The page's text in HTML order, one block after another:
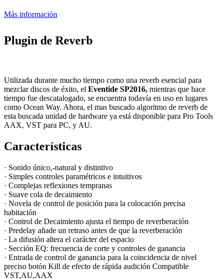
Más información
Plugin de Reverb
Utilizada durante mucho tiempo como una reverb esencial para
mezclar discos de éxito, el Eventide SP2016, mientras que hace
tiempo fue descatalogado, se encuentra todavía en uso en lugares
como Ocean Way. Ahora, el mas buscado algoritmo de reverb de
esta buscada unidad de hardware ya está disponible para Pro Tools
AAX, VST para PC, y AU.
Características
· Sonido único,-natural y distintivo
· Simples controles paramétricos e intuitivos
· Complejas reflexiones tempranas
· Suave cola de decaimiento
· Novela de control de posición para la colocación precisa
habitación
· Control de Decaimiento ajusta el tiempo de reverberación
· Predelay añade un retraso antes de que la reverberación
· La difusión altera el carácter del espacio
· Sección EQ: frecuencia de corte y controles de ganancia
· Entrada de control de ganancia para la coincidencia de nivel
preciso botón Kill de efecto de rápida audición Compatible
VST,AU,AAX